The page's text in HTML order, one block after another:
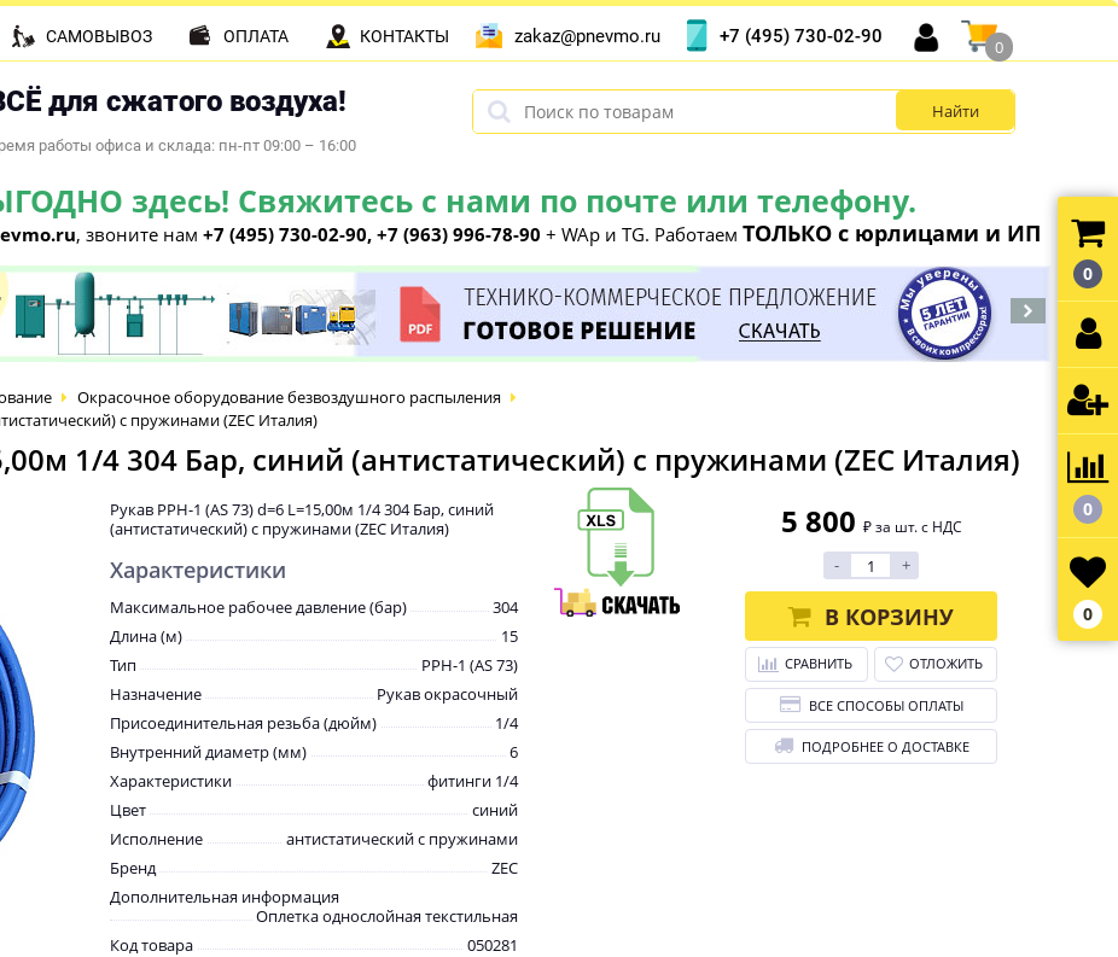
для сжатого воздуха!
работы офиса и склада: пн-пт 09:00 – 16:00
здесь! Свяжитесь с нами по почте или телефону.
, звоните нам +7 (495) 730-02-90, +7 (963) 996-78-90 + WAp и TG. Работаем ТОЛЬКО с юрлицами и ИП
САМОВЫВОЗ ОПЛАТА КОНТАКТЫ zakaz@pnevmo.ru +7 (495) 730-02-90
0
Окрасочное оборудование безвоздушного распыления
с пружинами (ZEC Италия)
1/4 304 Бар, синий (антистатический) с пружинами (ZEC Италия)
Рукав PPH-1 (AS 73) d=6 L=15,00м 1/4 304 Бар, синий
(антистатический) с пружинами (ZEC Италия)
Характеристики
Максимальное рабочее давление (бар)
304
Длина (м)
15
Тип
PPH-1 (AS 73)
Назначение
Рукав окрасочный
Присоединительная резьба (дюйм)
1/4
Внутренний диаметр (мм)
6
Характеристики
фитинги 1/4
Цвет
синий
Исполнение
антистатический с пружинами
Бренд
ZEC
Дополнительная информация
Оплетка однослойная текстильная
Код товара
050281
5 800 ₽ за шт. с НДС
- +
В КОРЗИНУ
СРАВНИТЬ ОТЛОЖИТЬ
ВСЕ СПОСОБЫ ОПЛАТЫ
ПОДРОБНЕЕ О ДОСТАВКЕ
0
0
0